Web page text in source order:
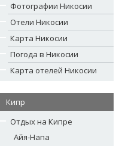
Фотографии Никосии
Отели Никосии
Карта Никосии
Погода в Никосии
Карта отелей Никосии
Кипр
Отдых на Кипре
Айя-Напа